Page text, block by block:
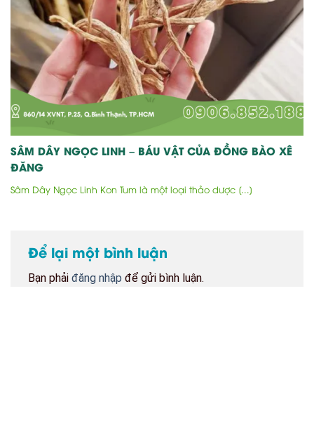
SÂM DÂY NGỌC LINH – BÁU VẬT CỦA ĐỒNG BÀO XÊ
ĐĂNG
Sâm Dây Ngọc Linh Kon Tum là một loại thảo dược [...]
Để lại một bình luận
Bạn phải đăng nhập để gửi bình luận.